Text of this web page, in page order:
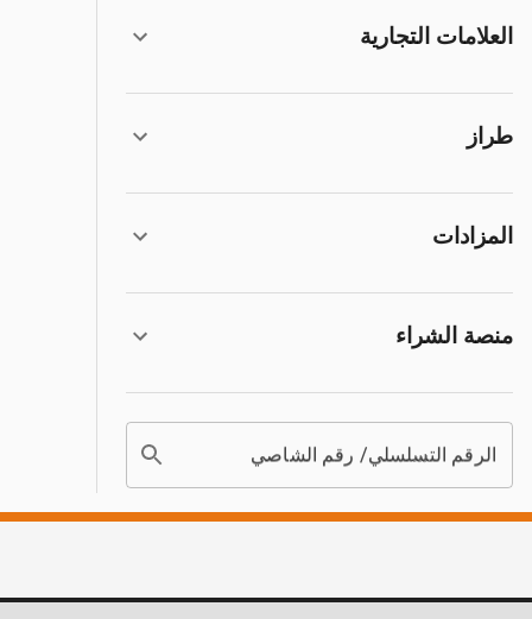
العلامات التجارية
طراز
المزادات
منصة الشراء
الرقم التسلسلي/ رقم الشاصي